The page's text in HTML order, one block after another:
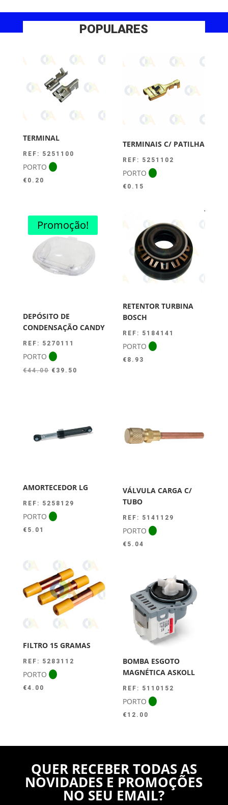
POPULARES
TERMINAL
REF: 5251100
PORTO
€ 0.20
TERMINAIS C/ PATILHA
REF: 5251102
PORTO
€ 0.15
Promoção!
DEPÓSITO DE
CONDENSAÇÃO CANDY
REF: 5270111
PORTO
€44.00 O
€ 39.50
RETENTOR TURBINA
BOSCH
REF: 5184141
PORTO
€ 8.93
AMORTECEDOR LG
REF: 5258129
PORTO
€ 5.01
VÁLVULA CARGA C/
TUBO
REF: 5141129
PORTO
€ 5.04
FILTRO 15 GRAMAS
REF: 5283112
PORTO
€4.00
BOMBA ESGOTO
MAGNÉTICA ASKOLL
REF: 5110152
PORTO
€ 12.00
QUER RECEBER TODAS AS
NOVIDADES E PROMOÇÕES
NO SEU EMAIL?